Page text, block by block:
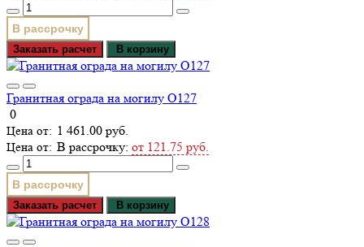
В рассрочку
Заказать расчет В корзину
Гранитная ограда на могилу О127
0
1 461.00 руб.
В рассрочку: от 121.75 руб.
В рассрочку
Заказать расчет В корзину